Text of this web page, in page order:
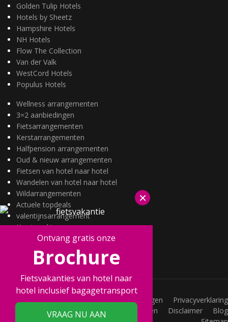
Golden Tulip Hotels
Hotels by Sheetz
Hampshire Hotels
NH Hotels
Flow The Collection
Van der Valk
WestCord Hotels
Populus Hotels
Wellness arrangementen
3=2 aanbiedingen
Fietsarrangementen
Kerstarrangementen
Halfpension arrangementen
Oud & nieuw arrangementen
Fietsen van hotel naar hotel
Wandelen van hotel naar hotel
Wildarrangementen
Actuele topdeals
valentijnsarrangement
Kerstmarkten
Fietsvakanties
Wandelvakanties
Veelgestelde vragen
Privacyverklaring
Joint Promotions
Acties Voorwaarden Disclaimer
Blog
×
Ontvang gratis onze
Brochure
Fietsvakanties van hotel naar
hotel inclusief bagagetransport
VRAAG NU AAN